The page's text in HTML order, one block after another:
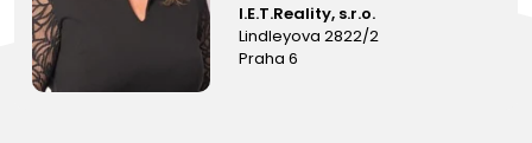
I.E.T.Reality, s.r.o.
Lindleyova 2822/2
Praha 6